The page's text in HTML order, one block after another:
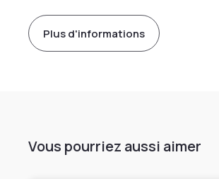
Plus d'informations
Vous pourriez aussi aimer